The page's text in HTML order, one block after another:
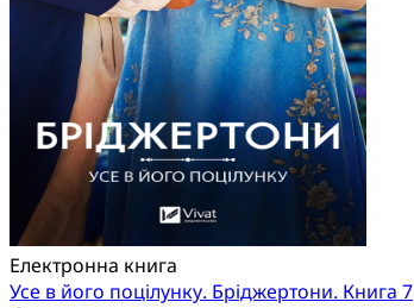
Електронна книга
Усе в його поцілунку. Бріджертони. Книга 7